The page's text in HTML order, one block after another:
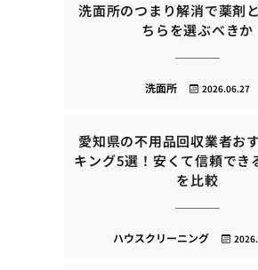
洗面所のつまり解消で薬剤
ちらを選ぶべきか
2026.06.27
洗面所
愛知県の不用品回収業者お
キング5選！安くて信頼でき
を比較
ハウスクリーニング